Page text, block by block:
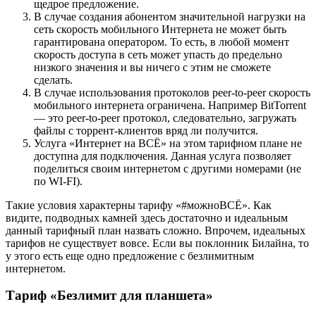
щедрое предложение.
В случае создания абонентом значительной нагрузки на
сеть скорость мобильного Интернета не может быть
гарантирована оператором. То есть, в любой момент
скорость доступа в сеть может упасть до предельно
низкого значения и вы ничего с этим не сможете
сделать.
В случае использования протоколов peer-to-peer скорость
мобильного интернета ограничена. Например BitTorrent
— это peer-to-peer протокол, следовательно, загружать
файлы с торрент-клиентов вряд ли получится.
Услуга «Интернет на ВСЁ» на этом тарифном плане не
доступна для подключения. Данная услуга позволяет
поделиться своим интернетом с другими номерами (не
по WI-FI).
Такие условия характерны тарифу «#можноВСЁ». Как
видите, подводных камней здесь достаточно и идеальным
данный тарифный план назвать сложно. Впрочем, идеальных
тарифов не существует вовсе. Если вы поклонник Билайна, то
у этого есть еще одно предложение с безлимитным
интернетом.
Тариф «Безлимит для планшета»